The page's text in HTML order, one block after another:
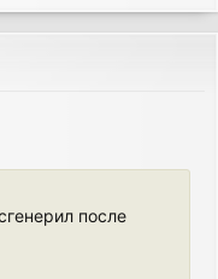
o
p
после